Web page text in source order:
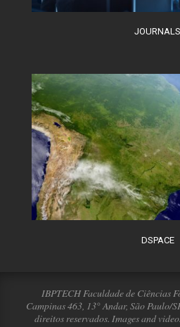
JOURNALS
DSPACE
IBPTECH Faculdade de Ciências
Campinas 463, 13° Andar, São Paulo/
direitos reservados. Images and